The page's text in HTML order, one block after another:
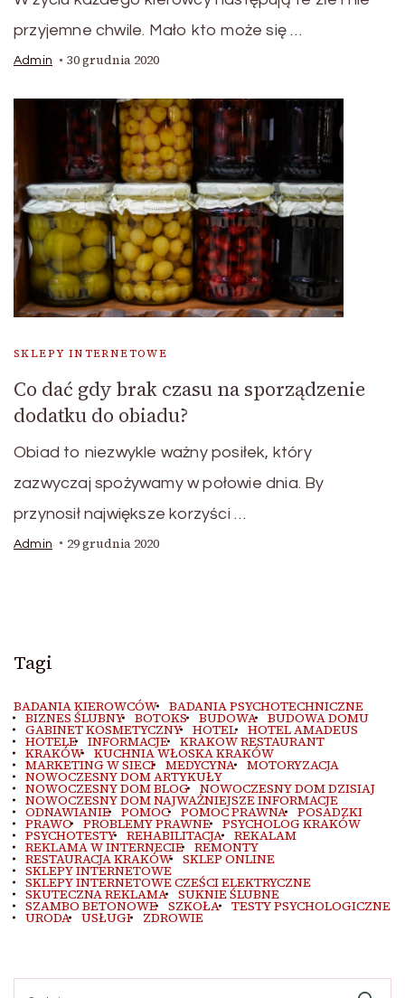
przyjemne chwile. Mało kto może się …
Admin 30 grudnia 2020
SKLEPY INTERNETOWE
Co dać gdy brak czasu na sporządzenie
dodatku do obiadu?
Obiad to niezwykle ważny posiłek, który
zazwyczaj spożywamy w połowie dnia. By
przynosił największe korzyści …
Admin 29 grudnia 2020
Tagi
BADANIA KIEROWCÓW BADANIA PSYCHOTECHNICZNE
BIZNES ŚLUBNY BOTOKS BUDOWA BUDOWA DOMU
GABINET KOSMETYCZNY HOTEL HOTEL AMADEUS
HOTELE INFORMACJE KRAKOW RESTAURANT
KRAKÓW KUCHNIA WŁOSKA KRAKÓW
MARKETING W SIECI MEDYCYNA MOTORYZACJA
NOWOCZESNY DOM ARTYKUŁY
NOWOCZESNY DOM BLOG NOWOCZESNY DOM DZISIAJ
NOWOCZESNY DOM NAJWAŻNIEJSZE INFORMACJE
ODNAWIANIE POMOC POMOC PRAWNA POSADZKI
PRAWO PROBLEMY PRAWNE PSYCHOLOG KRAKÓW
PSYCHOTESTY REHABILITACJA REKALAM
REKLAMA W INTERNECIE REMONTY
RESTAURACJA KRAKÓW SKLEP ONLINE
SKLEPY INTERNETOWE
SKLEPY INTERNETOWE CZEŚCI ELEKTRYCZNE
SKUTECZNA REKLAMA SUKNIE ŚLUBNE
SZAMBO BETONOWE SZKOŁA TESTY PSYCHOLOGICZNE
URODA USŁUGI ZDROWIE